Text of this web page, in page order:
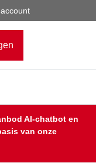
AI-chatbot en
van onze